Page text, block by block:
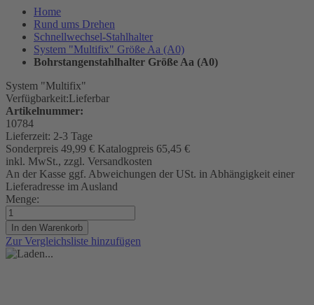
Home
Rund ums Drehen
Schnellwechsel-Stahlhalter
System "Multifix" Größe Aa (A0)
Bohrstangenstahlhalter Größe Aa (A0)
System "Multifix"
Verfügbarkeit:Lieferbar
Artikelnummer:
10784
Lieferzeit: 2-3 Tage
Sonderpreis 49,99 € Katalogpreis 65,45 €
inkl. MwSt., zzgl. Versandkosten
An der Kasse ggf. Abweichungen der USt. in Abhängigkeit einer
Lieferadresse im Ausland
Menge:
In den Warenkorb
Zur Vergleichsliste hinzufügen